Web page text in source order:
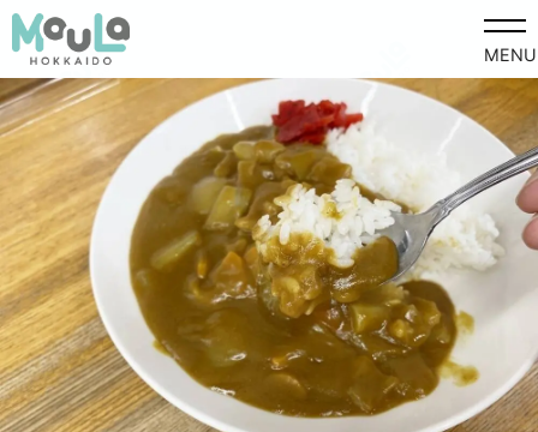
MENU